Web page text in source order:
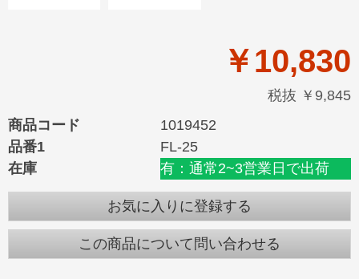
￥10,830
税抜 ￥9,845
商品コード
1019452
品番1
FL-25
在庫
有：通常2~3営業日で出荷
お気に入りに登録する
この商品について問い合わせる